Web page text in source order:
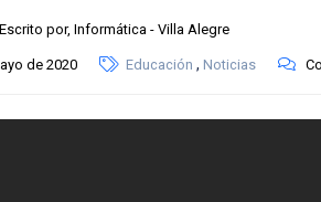
Escrito por, Informática - Villa Alegre
de 2020 Educación , Noticias